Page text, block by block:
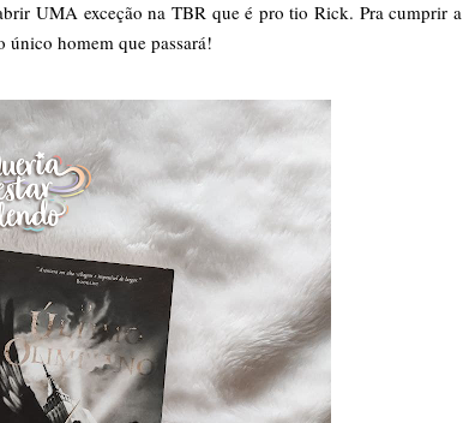
UMA exceção na TBR que é pro tio Rick. Pra cumprir a
único homem que passará!